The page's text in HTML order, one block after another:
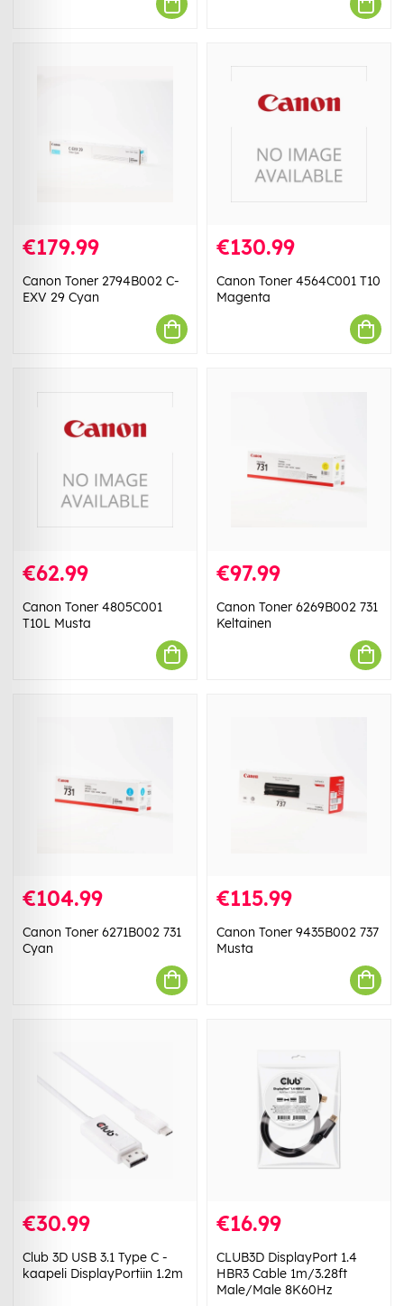
€179.99
Canon Toner 2794B002 C-
EXV 29 Cyan
€130.99
Canon Toner 4564C001 T10
Magenta
€62.99
Canon Toner 4805C001
T10L Musta
€97.99
Canon Toner 6269B002 731
Keltainen
€104.99
Canon Toner 6271B002 731
Cyan
€115.99
Canon Toner 9435B002 737
Musta
€30.99
Club 3D USB 3.1 Type C -
kaapeli DisplayPortiin 1.2m
€16.99
CLUB3D DisplayPort 1.4
HBR3 Cable 1m/3.28ft
Male/Male 8K60Hz